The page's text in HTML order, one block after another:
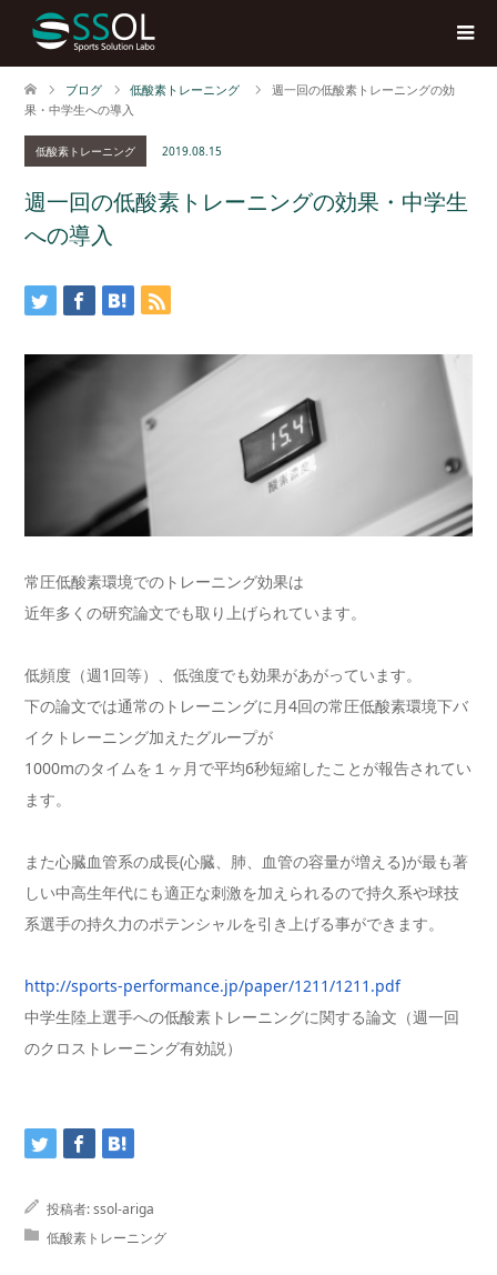
ブログ 低酸素トレーニング
週一回の低酸素トレーニングの効
果・中学生への導入
低酸素トレーニング 2019.08.15
週一回の低酸素トレーニングの効果・中学生
への導入
常圧低酸素環境でのトレーニング効果は
近年多くの研究論文でも取り上げられています。
低頻度（週1回等）、低強度でも効果があがっています。
下の論文では通常のトレーニングに月4回の常圧低酸素環境下バ
イクトレーニング加えたグループが
1000mのタイムを１ヶ月で平均6秒短縮したことが報告されてい
ます。
また心臓血管系の成長(心臓、肺、血管の容量が増える)が最も著
しい中高生年代にも適正な刺激を加えられるので持久系や球技
系選手の持久力のポテンシャルを引き上げる事ができます。
http://sports-performance.jp/paper/1211/1211.pdf
中学生陸上選手への低酸素トレーニングに関する論文（週一回
のクロストレーニング有効説）
投稿者:ssol-ariga
低酸素トレーニング